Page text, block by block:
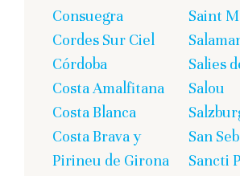
Consuegra
Cordes Sur Ciel
Córdoba
Costa Amalfitana
Costa Blanca
Costa Brava y
Pirineu de Girona
Saint
Salies
Salou
San
Sancti